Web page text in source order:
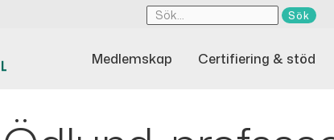
Medlemskap Certifiering & stöd